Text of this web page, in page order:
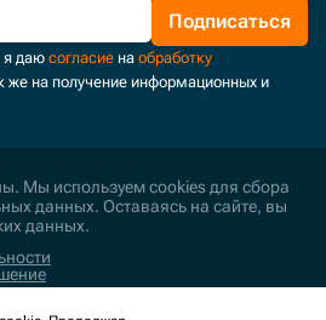
Подписаться
я даю согласие на обработку
же на получение информационных и
Мы используем cookies для сбора
данных. Оставаясь на сайте, вы
данных.
данных